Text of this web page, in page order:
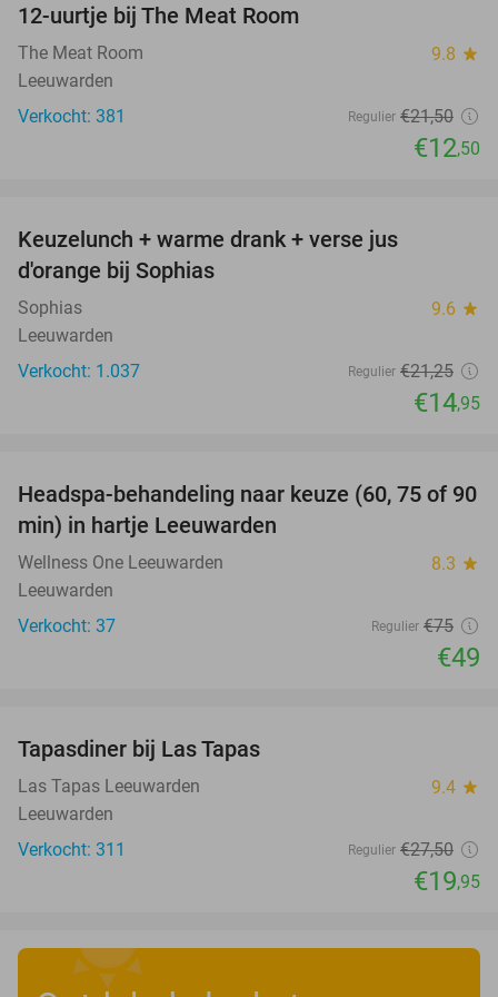
12-uurtje bij The Meat Room
The Meat Room 9.8 star
Leeuwarden
Verkocht: 381
Regulier €21,50
€12,50
Keuzelunch + warme drank + verse jus
d'orange bij Sophias
Sophias 9.6 star
Leeuwarden
Verkocht: 1.037
Regulier €21,25
€14,95
35%
Headspa-behandeling naar keuze (60, 75 of 90
min) in hartje Leeuwarden
Wellness One Leeuwarden 8.3 star
Leeuwarden
Verkocht: 37
Regulier €75
€49
Tapasdiner bij Las Tapas
Las Tapas Leeuwarden 9.4 star
Leeuwarden
Verkocht: 311
Regulier €27,50
€19,95